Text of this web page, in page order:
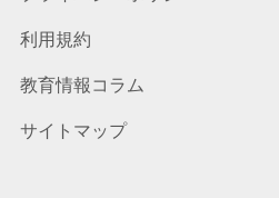
利用規約
教育情報コラム
サイトマップ